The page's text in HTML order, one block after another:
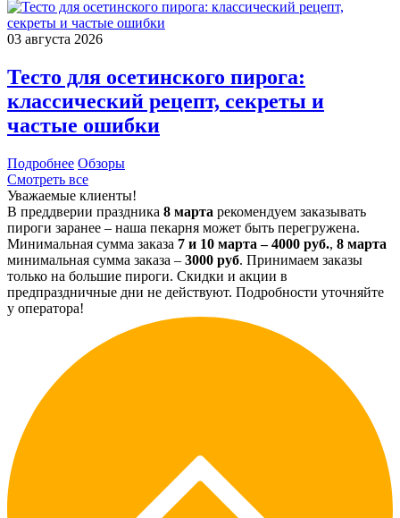
03 августа 2026
Тесто для осетинского пирога:
классический рецепт, секреты и
частые ошибки
Подробнее Обзоры
Смотреть все
Уважаемые клиенты!
В преддверии праздника 8 марта рекомендуем заказывать
пироги заранее – наша пекарня может быть перегружена.
Минимальная сумма заказа 7 и 10 марта – 4000 руб., 8 марта
минимальная сумма заказа – 3000 руб. Принимаем заказы
только на большие пироги. Скидки и акции в
предпраздничные дни не действуют. Подробности уточняйте
у оператора!